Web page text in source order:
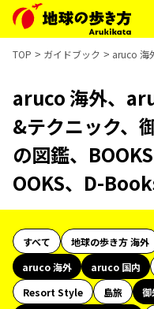
TOP ガイドブック aruco 海
aruco 海外、
&テクニック、
の図鑑、
OOKS、D-
すべて 地球の歩き方 海外
aruco 海外
aruco 国内
Resort Style
島旅 御